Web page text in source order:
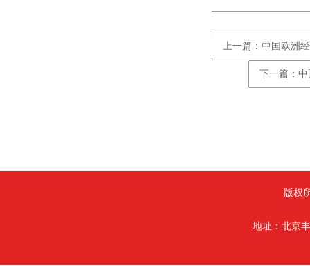
上一篇：中国欧洲
下一篇：
版权
地址：北京